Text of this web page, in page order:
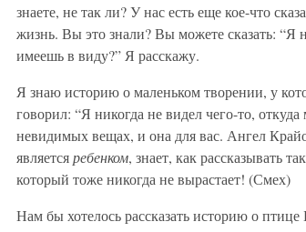
знаете, не так ли? У нас есть еще кое-что
жизнь. Вы это знали? Вы можете сказать: “Я
имеешь в виду?” Я расскажу.
Я знаю историю о маленьком творении, у
говорил: “Я никогда не видел чего-то,
невидимых вещах, и она для вас. Ангел
являетсяребенком, знает, как рассказывать
который тоже никогда не вырастает! (Смех)
Нам бы хотелось рассказать историю о